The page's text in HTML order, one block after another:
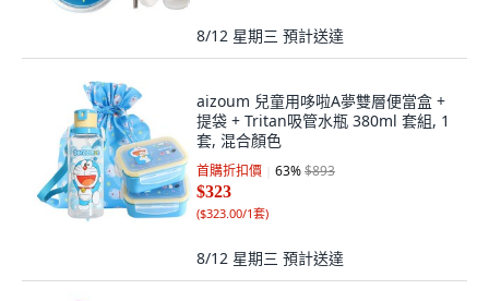
8/12 星期三 預計送達
aizoum 兒童用哆啦A夢雙層便當盒 +
提袋 + Tritan吸管水瓶 380ml 套組, 1
套, 混合顏色
首購折扣價 63%$893
$323
($323.00/1套)
8/12 星期三 預計送達